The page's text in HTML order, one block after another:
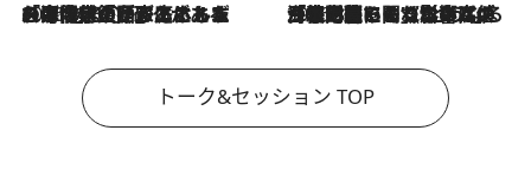
2026.8.3
「今後値上げがあるとすれば…」「リスクがあるのは今年の冬」エネルギー専門家が語る、ホルムズ海峡封鎖が家庭にもたらす“ある心配” 2026.8.3
「住宅建てられない…」「サーチャージ料の高値が続いている」ホルムズ海峡封鎖による影響はいつまで続く？《エネルギー専門家に聞く“どうなる日本の暮らし”》
トーク&セッション TOP